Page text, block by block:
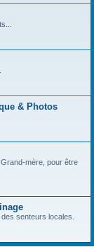
& Photos
mère, pour être
senteurs locales.